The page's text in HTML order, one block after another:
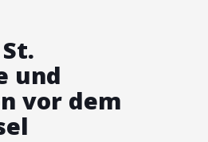
und
vor dem